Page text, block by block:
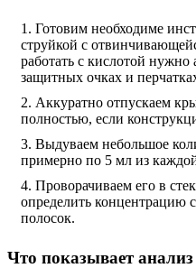
Готовим необходиме
струйкой с
работать с кислотой нужно
защитных очках и
Аккуратно отпускаем
полностью, если
Выдуваем небольшое
примерно по 5 мл из
Проворачиваем его в
определить концентрацию
полосок.
Что показывает анализ